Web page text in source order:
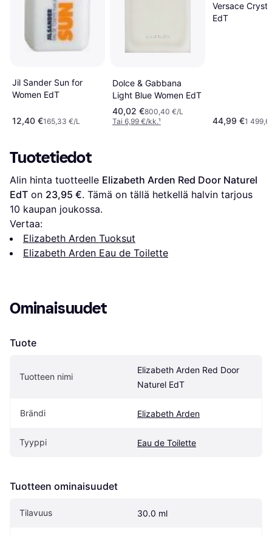
Jil Sander Sun for
Women EdT
12,40 €165,33 €/L
Dolce & Gabbana
Light Blue Women EdT
40,02 €800,40 €/L
Tai 6,99 €/kk.¹
Versace
EdT
44,99 €1
Tuotetiedot
Alin hinta tuotteelle Elizabeth Arden Red Door Naturel
EdT on 23,95 €
10 kaupan joukossa.
Vertaa:
Elizabeth Arden Tuoksut
Elizabeth Arden Eau de Toilette
Ominaisuudet
Tuote
Tuotteen nimi
Elizabeth Arden Red Door
Naturel EdT
Brändi Elizabeth Arden
Tyyppi Eau de Toilette
Tuotteen ominaisuudet
Tilavuus 30.0 ml